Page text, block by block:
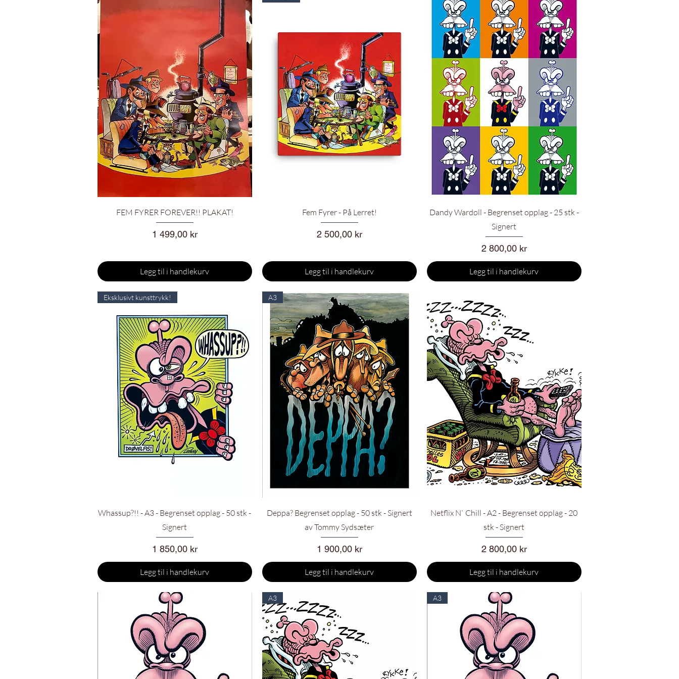
Hurtigvisning
FEM FYRER FOREVER!! PLAKAT!
Pris
1 499,00 kr
Legg til i handlekurv
Hurtigvisning
Fem Fyrer - På Lerret!
Pris
2 500,00 kr
Legg til i handlekurv
Hurtigvisning
Dandy Wardøll - Begrenset opplag - 25 stk -
Signert
Pris
2 800,00 kr
Legg til i handlekurv
Hurtigvisning
Eksklusivt kunsttrykk!
Whassup?!! - A3 - Begrenset opplag - 50 stk -
Signert
Pris
1 850,00 kr
Legg til i handlekurv
Hurtigvisning
A3
Deppa? Begrenset opplag - 50 stk - Signert
av Tommy Sydsæter
Pris
1 900,00 kr
Legg til i handlekurv
Hurtigvisning
Netflix N` Chill - A2 - Begrenset opplag - 20
stk - Signert
Pris
2 800,00 kr
Legg til i handlekurv
A3 A3